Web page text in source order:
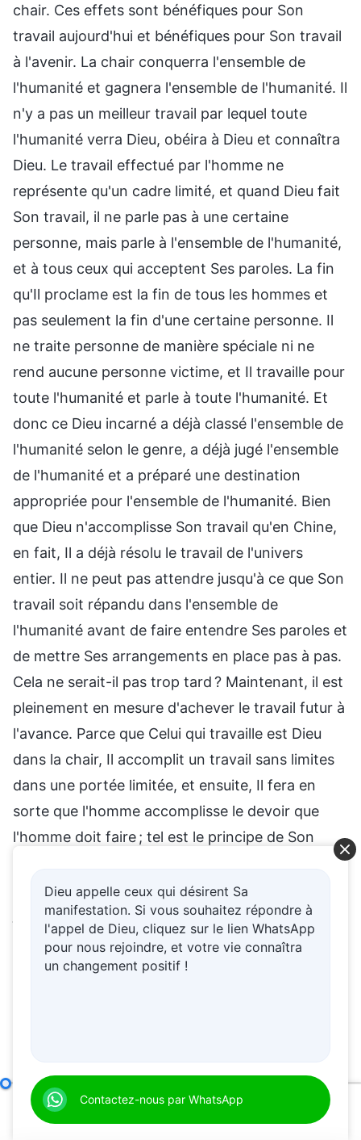
chair. Ces effets sont bénéfiques pour Son
travail aujourd'hui et bénéfiques pour Son travail
à l'avenir. La chair conquerra l'ensemble de
l'humanité et gagnera l'ensemble de l'humanité. Il
n'y a pas un meilleur travail par lequel toute
l'humanité verra Dieu, obéira à Dieu et connaîtra
Dieu. Le travail effectué par l'homme ne
représente qu'un cadre limité, et quand Dieu fait
Son travail, il ne parle pas à une certaine
personne, mais parle à l'ensemble de l'humanité,
et à tous ceux qui acceptent Ses paroles. La fin
qu'Il proclame est la fin de tous les hommes et
pas seulement la fin d'une certaine personne. Il
ne traite personne de manière spéciale ni ne
rend aucune personne victime, et Il travaille pour
toute l'humanité et parle à toute l'humanité. Et
donc ce Dieu incarné a déjà classé l'ensemble de
l'humanité selon le genre, a déjà jugé l'ensemble
de l'humanité et a préparé une destination
appropriée pour l'ensemble de l'humanité. Bien
que Dieu n'accomplisse Son travail qu'en Chine,
en fait, Il a déjà résolu le travail de l'univers
entier. Il ne peut pas attendre jusqu'à ce que Son
travail soit répandu dans l'ensemble de
l'humanité avant de faire entendre Ses paroles et
de mettre Ses arrangements en place pas à pas.
Cela ne serait-il pas trop tard ? Maintenant, il est
pleinement en mesure d'achever le travail futur à
l'avance. Parce que Celui qui travaille est Dieu
dans la chair, Il accomplit un travail sans limites
dans une portée limitée, et ensuite, Il fera en
sorte que l'homme accomplisse le devoir que
l'homme doit faire ; tel est le principe de Son
un temps, et ne peut pas accompagner l'homme
jusqu'à ce que le travail de toute l'époque soit
conclu. Parce qu'Il est Dieu, Il annonce Son
travail futur à l'avance. Par la suite, Il classera
Donc, à l'avenir, l'ère sera guidée par Ses paroles
et non par l'Esprit.
Dieu appelle ceux qui désirent Sa
manifestation. Si vous souhaitez répondre à
l'appel de Dieu, cliquez sur le lien WhatsApp
pour nous rejoindre, et votre vie connaîtra
un changement positif !
Contactez-nous par WhatsApp